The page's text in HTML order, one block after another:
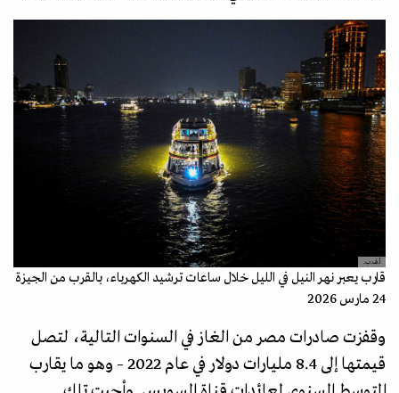
أ.ف.ب.
قارب يعبر نهر النيل في الليل خلال ساعات ترشيد الكهرباء، بالقرب من الجيزة
24 مارس 2026
وقفزت صادرات مصر من الغاز في السنوات التالية، لتصل
قيمتها إلى 8.4 مليارات دولار في عام 2022 – وهو ما يقارب